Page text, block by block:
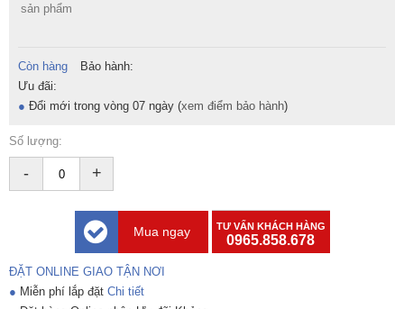
sản phẩm
Còn hàng
Bảo hành:
Ưu đãi:
● Đổi mới trong vòng 07 ngày (xem điểm bảo hành)
Số lượng:
- +
Mua ngay TƯ VẤN KHÁCH HÀNG
0965.858.678
ĐẶT ONLINE GIAO TẬN NƠI
● Miễn phí lắp đặt Chi tiết